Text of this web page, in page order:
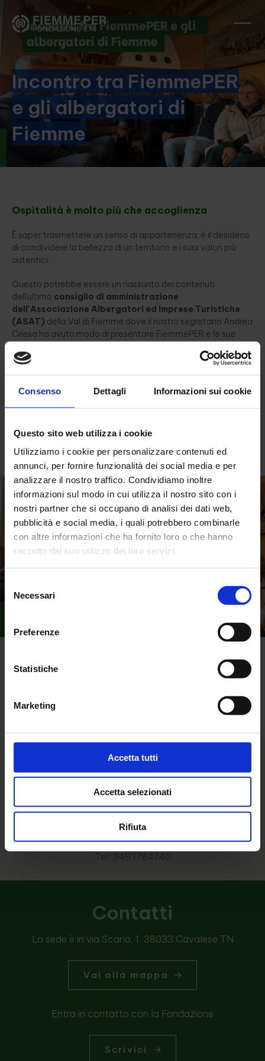
Consenso Dettagli Informazioni sui cookie
Questo sito web utilizza i cookie
Utilizziamo i cookie per personalizzare contenuti ed
annunci, per fornire funzionalità dei social media e per
analizzare il nostro traffico. Condividiamo inoltre
informazioni sul modo in cui utilizza il nostro sito con i
nostri partner che si occupano di analisi dei dati web,
pubblicità e social media, i quali potrebbero combinarle
con altre informazioni che ha fornito loro o che hanno
raccolto dal suo utilizzo dei loro servizi.
delNecessari
Preferenze
Statistiche
Marketing
Accetta tutti
Accetta selezionati
Rifiuta
Incontro tra FiemmePER
e gli albergatori di
Fiemme
Ospitalità è molto più che accoglienza
È saper trasmettere un senso di appartenenza, è il desiderio
di condividere la bellezza di un territorio e i suoi valori più
autentici.
Questo potrebbe essere un riassunto dei contenuti
dell’ultimo consiglio di amministrazione
dell’Associazione Albergatori ed Imprese Turistiche
(ASAT) della Val di Fiemme dove il nostro segretario Andrea
Ciresa ha avuto modo di presentare FiemmePER e le sue
Al centro dell’incontro il radicamento al territorio come
comunità, la collaborazione come leva per generare valore
condiviso. A breveulteriori idee e progetti, non vediamo
Grazie dell’ospitalità
Fondazione FiemmePer ETS
CF: 91020180229
Mail: info@fiemmeper.it
PEC: fondazione.fiemmeper@legalmail.it
Contatti
La sede è in via Scario, 1, 38033 Cavalese TN
Vai alla mappa
Entra in contatto con la Fondazione
Scrivici